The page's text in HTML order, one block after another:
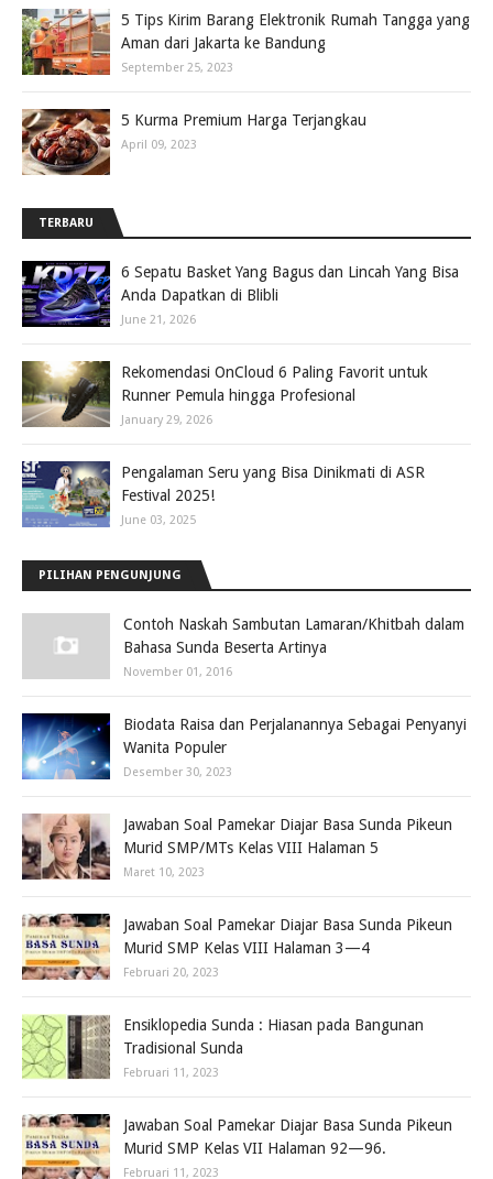
5 Tips Kirim Barang Elektronik Rumah Tangga yang
Aman dari Jakarta ke Bandung
September 25, 2023
5 Kurma Premium Harga Terjangkau
April 09, 2023
TERBARU
6 Sepatu Basket Yang Bagus dan Lincah Yang Bisa
Anda Dapatkan di Blibli
June 21, 2026
Rekomendasi OnCloud 6 Paling Favorit untuk
Runner Pemula hingga Profesional
January 29, 2026
Pengalaman Seru yang Bisa Dinikmati di ASR
Festival 2025!
June 03, 2025
PILIHAN PENGUNJUNG
Contoh Naskah Sambutan Lamaran/Khitbah dalam
Bahasa Sunda Beserta Artinya
November 01, 2016
Biodata Raisa dan Perjalanannya Sebagai Penyanyi
Wanita Populer
Desember 30, 2023
Jawaban Soal Pamekar Diajar Basa Sunda Pikeun
Murid SMP/MTs Kelas VIII Halaman 5
Maret 10, 2023
Jawaban Soal Pamekar Diajar Basa Sunda Pikeun
Murid SMP Kelas VIII Halaman 3—4
Februari 20, 2023
Ensiklopedia Sunda : Hiasan pada Bangunan
Tradisional Sunda
Februari 11, 2023
Jawaban Soal Pamekar Diajar Basa Sunda Pikeun
Murid SMP Kelas VII Halaman 92—96.
Februari 11, 2023